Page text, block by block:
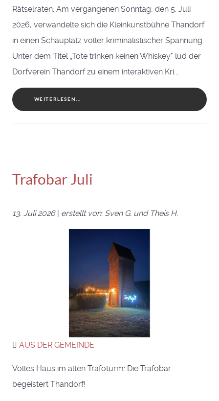
Rätselraten: Am vergangenen Sonntag, den 5. Juli
2026, verwandelte sich die Kleinkunstbühne Thandorf
in einen Schauplatz voller kriminalistischer Spannung.
Unter dem Titel „Tote trinken keinen Whiskey" lud der
Dorfverein Thandorf zu einem interaktiven Kri...
WEITERLESEN...
Trafobar Juli
13. Juli 2026 | erstellt von: Sven G. und Theis H.
AUS DER GEMEINDE
Volles Haus im alten Trafoturm: Die Trafobar
begeistert Thandorf!